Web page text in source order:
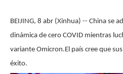
BEIJING, 8 abr (Xinhua) -- China se
dinámica de cero COVID mientras
variante Omicron.El país cree que
éxito.